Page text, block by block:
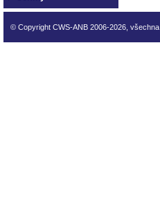
© Copyright CWS-ANB 2006-2026,